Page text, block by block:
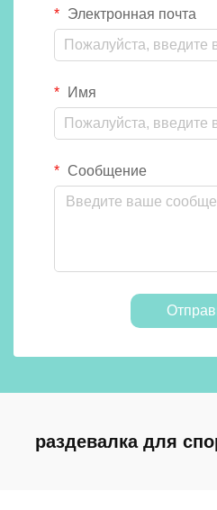
Электронная почта
Имя
Сообщение
раздевалка для